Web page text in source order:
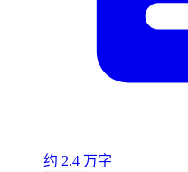
约 2.4 万字